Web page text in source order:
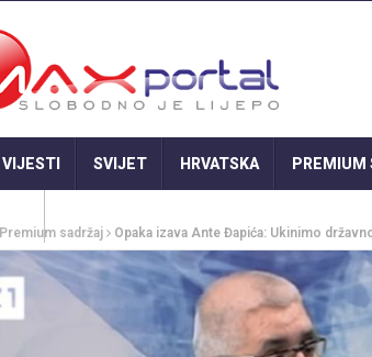
VIJESTI SVIJET HRVATSKA PREMIUM
Premium sadržaj Opaka izava Ante Đapića: Ukinimo